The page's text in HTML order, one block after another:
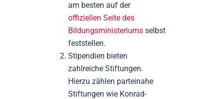
am besten auf der
offiziellen Seite des
Bildungsministeriums selbst
feststellen.
Stipendien bieten
zahlreiche Stiftungen.
Hierzu zählen parteinahe
Stiftungen wie Konrad-